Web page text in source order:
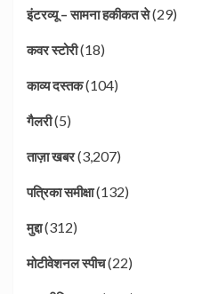
इंटरव्यू – सामना हकीकत से(29)
कवर स्टोरी(18)
काव्य दस्तक(104)
गैलरी(5)
ताज़ा खबर(3,207)
पत्रिका समीक्षा(132)
मुद्दा(312)
मोटीवेशनल स्पीच(22)